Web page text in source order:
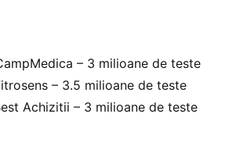
– 3 milioane de teste
– 3.5 milioane de teste
Achizitii – 3 milioane de teste